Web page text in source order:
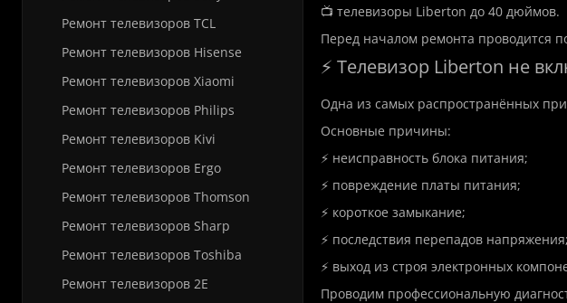
Ремонт телевизоров TCL
Ремонт телевизоров Hisense
Ремонт телевизоров Xiaomi
Ремонт телевизоров Philips
Ремонт телевизоров Kivi
Ремонт телевизоров Ergo
Ремонт телевизоров Thomson
Ремонт телевизоров Sharp
Ремонт телевизоров Toshiba
Ремонт телевизоров 2E
📺 телевизоры Liberton до 40 дюймов.
Перед началом ремонта проводится
⚡ Телевизор Liberton не
Одна из самых распространённых
Основные причины:
⚡ неисправность блока питания;
⚡ повреждение платы питания;
⚡ короткое замыкание;
⚡ последствия перепадов напряжения;
⚡ выход из строя электронных
Проводим профессиональную